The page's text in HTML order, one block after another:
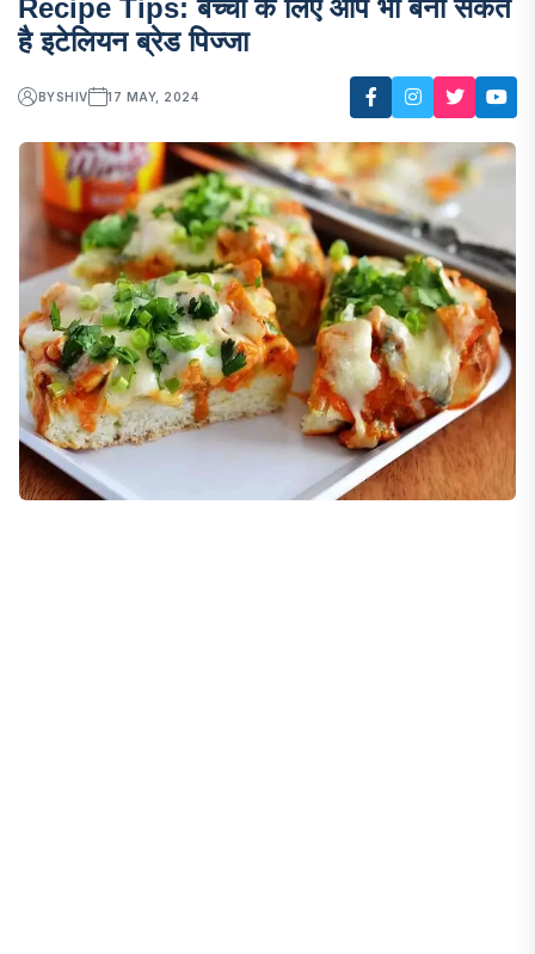
Recipe Tips: बच्चों के लिए आप भी बना सकते
है इटेलियन ब्रेड पिज्जा
BYSHIV 17 MAY, 2024